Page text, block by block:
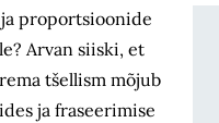
proportsioonide
Arvan siiski, et
tšellism mõjub
ja fraseerimise